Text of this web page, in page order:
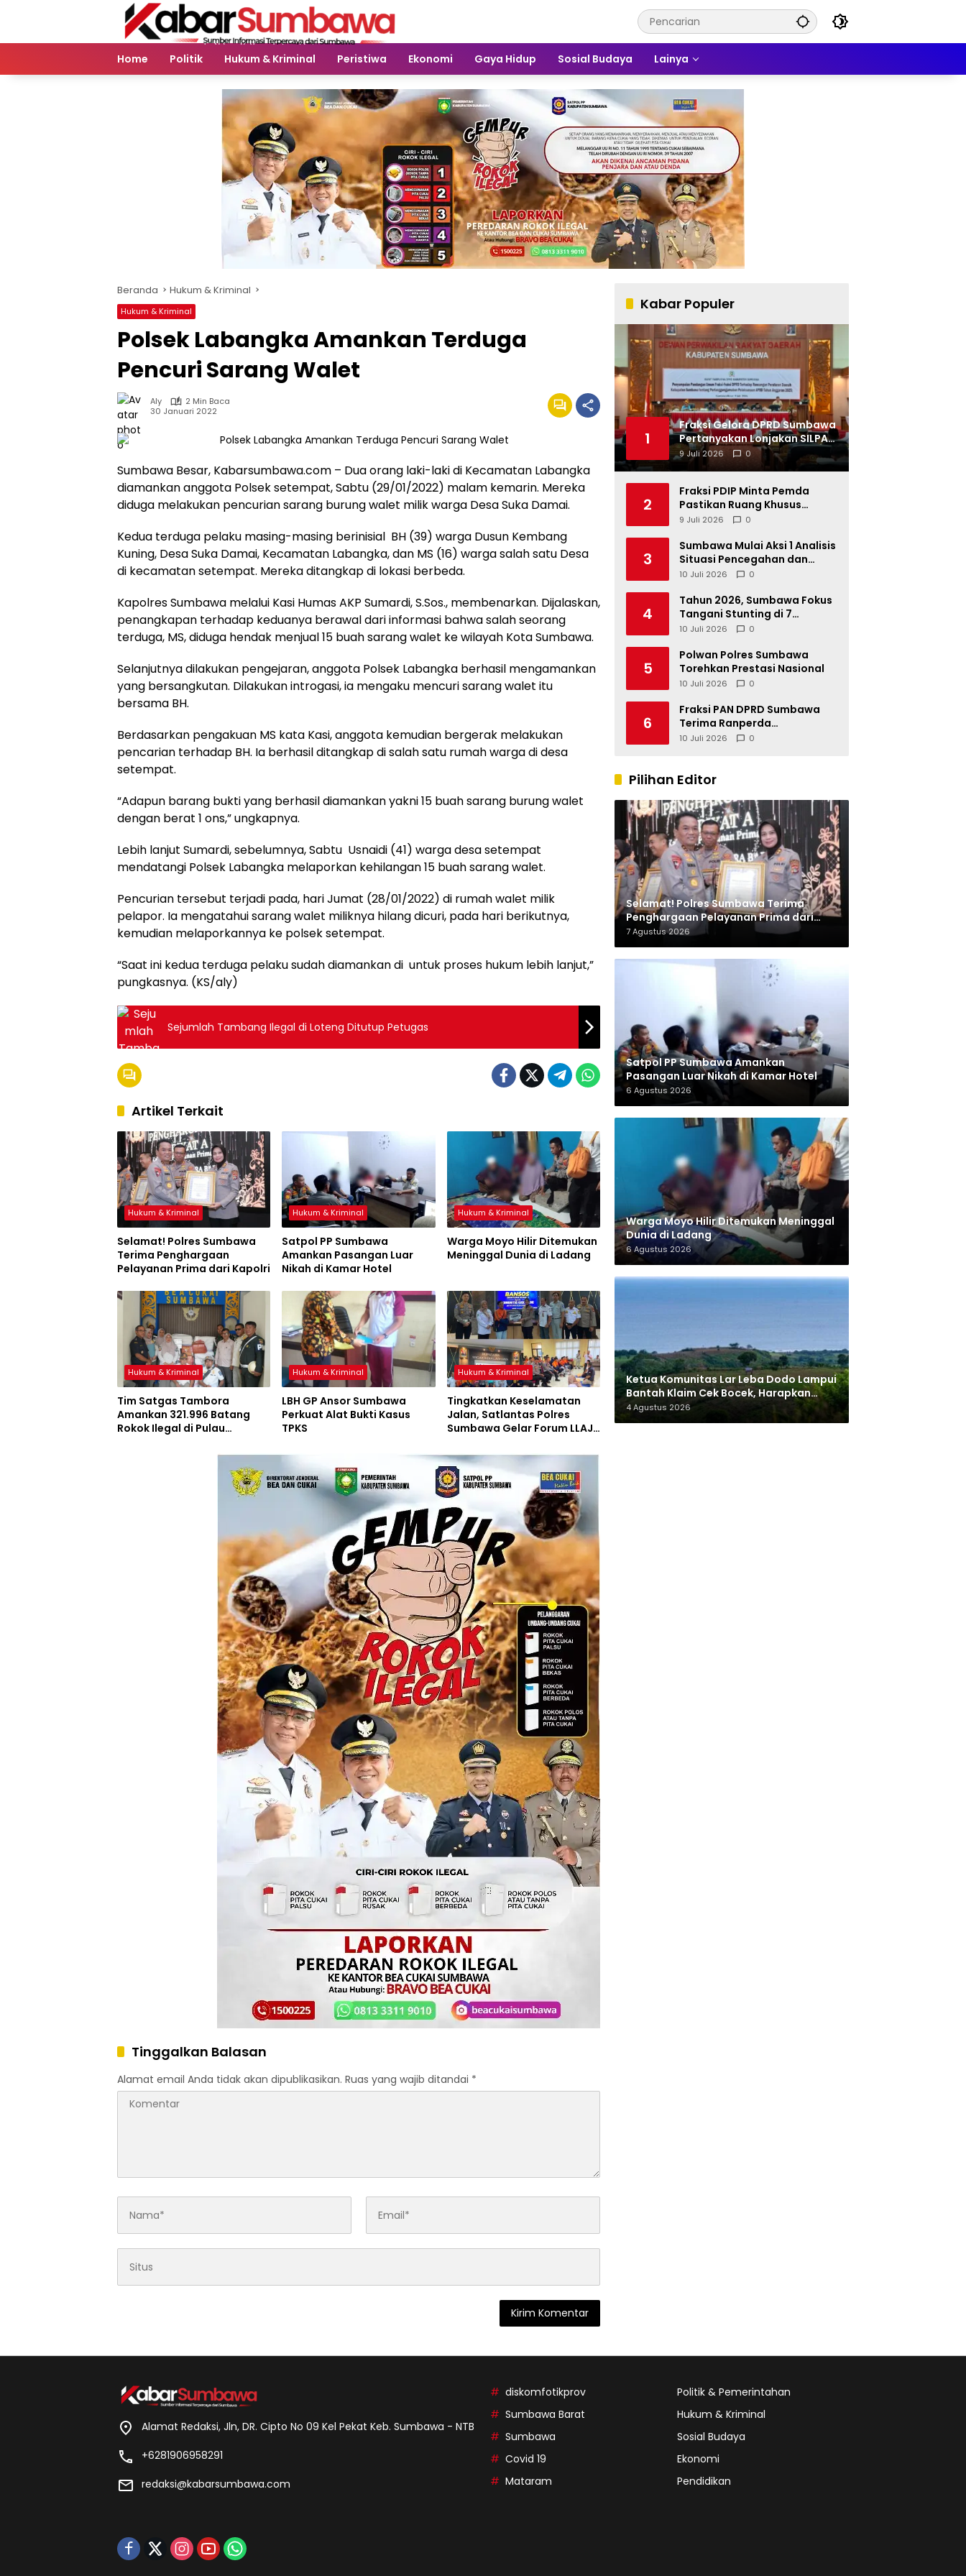
Home
Politik Hukum & Kriminal Peristiwa Ekonomi Gaya Hidup Sosial Budaya Lainya
Beranda Hukum & Kriminal
Hukum & Kriminal
Polsek Labangka Amankan Terduga
Pencuri Sarang Walet
Aly
2 Min Baca
30 Januari 2022
Sumbawa Besar, Kabarsumbawa.com – Dua orang laki-laki di Kecamatan Labangka
diamankan anggota Polsek setempat, Sabtu (29/01/2022) malam kemarin. Mereka
diduga melakukan pencurian sarang burung walet milik warga Desa Suka Damai.
Kedua terduga pelaku masing-masing berinisial BH (39) warga Dusun Kembang
Kuning, Desa Suka Damai, Kecamatan Labangka, dan MS (16) warga salah satu Desa
di kecamatan setempat. Mereka ditangkap di lokasi berbeda.
Kapolres Sumbawa melalui Kasi Humas AKP Sumardi, S.Sos., membenarkan. Dijalaskan,
penangkapan terhadap keduanya berawal dari informasi bahwa salah seorang
terduga, MS, diduga hendak menjual 15 buah sarang walet ke wilayah Kota Sumbawa.
Selanjutnya dilakukan pengejaran, anggota Polsek Labangka berhasil mengamankan
yang bersangkutan. Dilakukan introgasi, ia mengaku mencuri sarang walet itu
bersama BH.
Berdasarkan pengakuan MS kata Kasi, anggota kemudian bergerak melakukan
pencarian terhadap BH. Ia berhasil ditangkap di salah satu rumah warga di desa
setempat.
“Adapun barang bukti yang berhasil diamankan yakni 15 buah sarang burung walet
dengan berat 1 ons,” ungkapnya.
Lebih lanjut Sumardi, sebelumnya, Sabtu Usnaidi (41) warga desa setempat
mendatangi Polsek Labangka melaporkan kehilangan 15 buah sarang walet.
Pencurian tersebut terjadi pada, hari Jumat (28/01/2022) di rumah walet milik
pelapor. Ia mengatahui sarang walet miliknya hilang dicuri, pada hari berikutnya,
kemudian melaporkannya ke polsek setempat.
“Saat ini kedua terduga pelaku sudah diamankan di untuk proses hukum lebih lanjut,”
pungkasnya. (KS/aly)
Sejumlah Tambang Ilegal di Loteng Ditutup Petugas
Artikel Terkait
Hukum & Kriminal
Selamat! Polres Sumbawa
Terima Penghargaan
Pelayanan Prima dari Kapolri
Hukum & Kriminal
Satpol PP Sumbawa
Amankan Pasangan Luar
Nikah di Kamar Hotel
Hukum & Kriminal
Warga Moyo Hilir Ditemukan
Meninggal Dunia di Ladang
Hukum & Kriminal
Tim Satgas Tambora
Amankan 321.996 Batang
Rokok Ilegal di Pulau
Hukum & Kriminal
LBH GP Ansor Sumbawa
Perkuat Alat Bukti Kasus
TPKS
Hukum & Kriminal
Tingkatkan Keselamatan
Jalan, Satlantas Polres
Sumbawa Gelar Forum LLAJ,
Bagikan Bansos
Tinggalkan Balasan
Alamat email Anda tidak akan dipublikasikan. Ruas yang wajib ditandai *
Kabar Populer
1
Fraksi Gelora DPRD Sumbawa
Pertanyakan Lonjakan SILPA
Tahun 2025
9 Juli 2026 0
2
Fraksi PDIP Minta Pemda
Pastikan Ruang Khusus
Produk UMKM Lokal di Ritel
9 Juli 2026 0
3
Sumbawa Mulai Aksi 1 Analisis
Situasi Pencegahan dan
Percepatan Penurunan
10 Juli 2026 0
4
Tahun 2026, Sumbawa Fokus
Tangani Stunting di 7
Kacamatan
10 Juli 2026 0
5
Polwan Polres Sumbawa
Torehkan Prestasi Nasional
10 Juli 2026 0
6
Fraksi PAN DPRD Sumbawa
Terima Ranperda
Pertanggungjawaban APBD
10 Juli 2026 0
Pilihan Editor
Selamat! Polres Sumbawa Terima
Penghargaan Pelayanan Prima dari
Kapolri
7 Agustus 2026
Satpol PP Sumbawa Amankan
Pasangan Luar Nikah di Kamar Hotel
6 Agustus 2026
Warga Moyo Hilir Ditemukan Meninggal
Dunia di Ladang
6 Agustus 2026
Ketua Komunitas Lar Leba Dodo Lampui
Bantah Klaim Cek Bocek, Harapkan
AMMAN Beri Akses ke Makam Leluhur
4 Agustus 2026
Alamat Redaksi, Jln, DR. Cipto No 09 Kel Pekat Keb. Sumbawa - NTB
+6281906958291
redaksi@kabarsumbawa.com
diskomfotikprov
Sumbawa Barat
Sumbawa
Covid 19
Mataram
Politik & Pemerintahan
Hukum & Kriminal
Sosial Budaya
Ekonomi
Pendidikan